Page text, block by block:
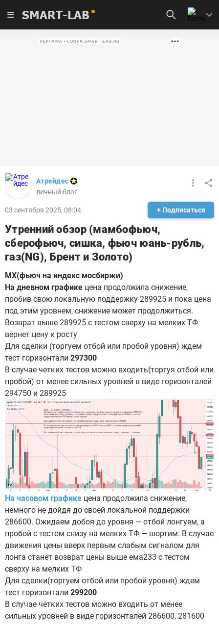
SMART-LAB
РЕКЛАМА • CONFA.SMART-LAB.RU
Атрейдес
личный блог
03 сентября 2025, 08:04 + Подписаться
Утренний обзор (мамбофьюч,
сберофьюч, сишка, фьюч юань-рубль,
газ(NG), Брент и Золото)
MX(фьюч на индекс мосбиржи)
На дневном графике цена продолжила снижение,
пробив свою локальную поддержку 289925 и пока цена
под этим уровнем, снижение может продолжиться.
Возврат выше 289925 с тестом сверху на мелких ТФ
вернет цену к росту
Для сделки (торгуем отбой или пробой уровня) ждем
тест горизонтали 297300
В случае четких тестов можно входить(торгуя отбой или
пробой) от менее сильных уровней в виде горизонталей
294750 и 289925
На часовом графике цена продолжила снижение,
немного не дойдя до своей локальной поддержки
286600. Ожидаем добоя до уровня — отбой лонгуем, а
пробой с тестом снизу на мелких ТФ — шортим. В случае
движения цены вверх первым слабым сигналом для
лонга станет возврат цены выше ема233 с тестом
сверху на мелких ТФ
Для сделки(торгуем отбой или пробой уровня) ждем
тест горизонтали 299200
В случае четких тестов можно входить от менее
сильных уровней в виде горизонталей 286600, 281600